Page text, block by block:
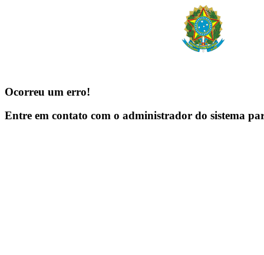
Ocorreu um erro!
Entre em contato com o administrador do sistema